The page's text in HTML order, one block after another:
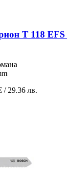
T 118
/ 29.36 лв.